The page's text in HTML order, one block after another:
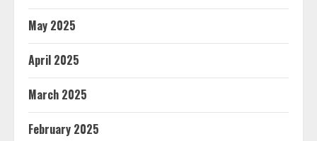
May 2025
April 2025
March 2025
February 2025